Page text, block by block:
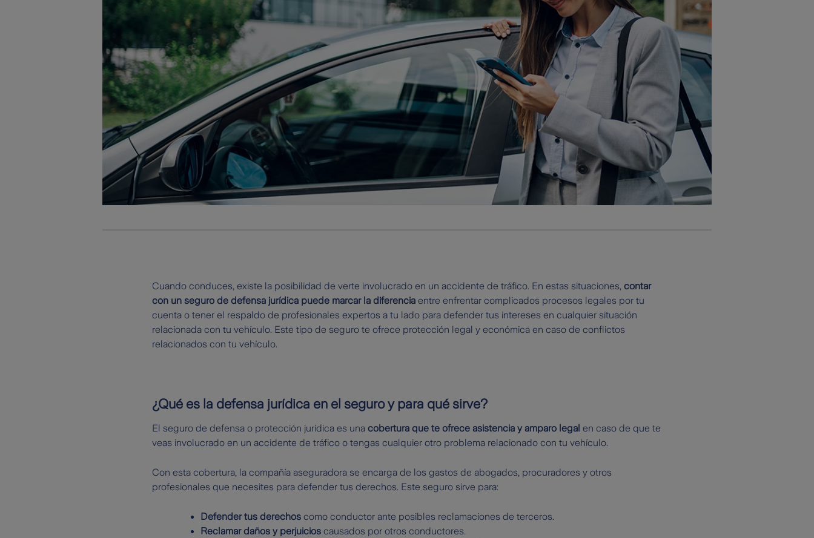
Cuando conduces, existe la posibilidad de verte involucrado en un accidente de tráfico. En estas situaciones, contar
con un seguro de defensa jurídica puede marcar la diferenciaentre enfrentar complicados procesos legales por tu
cuenta o tener el respaldo de profesionales expertos a tu lado para defender tus intereses en cualquier situación
relacionada con tu vehículo. Este tipo de seguro te ofrece protección legal y económica en caso de conflictos
relacionados con tu vehículo.
¿Qué es la defensa jurídica en el seguro y para qué sirve?
El seguro de defensa o protección jurídica es una cobertura que te ofrece asistencia y amparo legal en caso de que te
veas involucrado en un accidente de tráfico o tengas cualquier otro problema relacionado con tu vehículo.
Con esta cobertura, la compañía aseguradora se encarga de los gastos de abogados, procuradores y otros
profesionales que necesites para defender tus derechos. Este seguro sirve para:
Defender tus derechoscomo conductor ante posibles reclamaciones de terceros.
Reclamar daños y perjuicioscausados por otros conductores.